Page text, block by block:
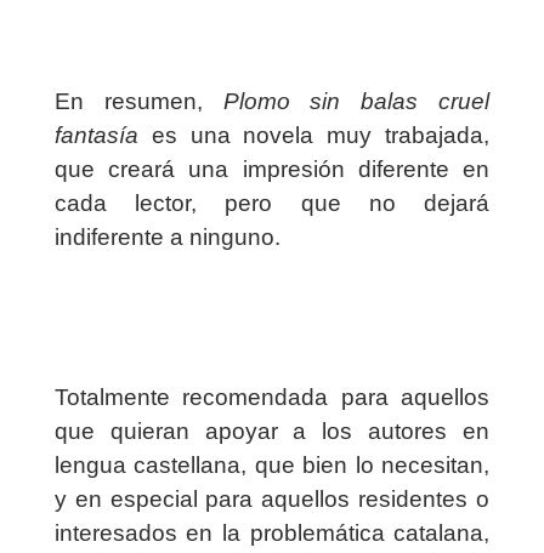
En resumen, Plomo sin balas cruel
fantasía es una novela muy trabajada,
que creará una impresión diferente en
cada lector, pero que no dejará
indiferente a ninguno.
Totalmente recomendada para aquellos
que quieran apoyar a los autores en
lengua castellana, que bien lo necesitan,
y en especial para aquellos residentes o
interesados en la problemática catalana,